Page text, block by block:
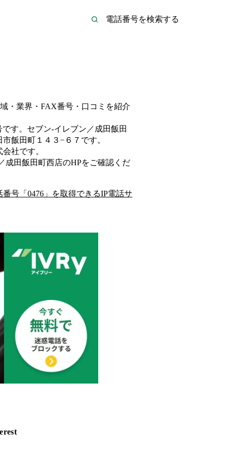
・業界・FAX番号・口コミを紹介
す。 セブン‐イレブン／成田飯田
飯田町１４３−６７ です。
会社です。
成田飯田町西店のHPをご確認くだ
号「 0476 」を取得できるIP電話サ